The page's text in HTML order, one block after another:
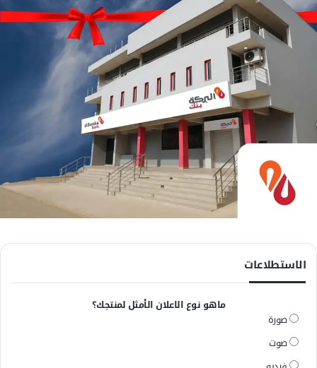
الاستطلاعات
ماهو نوع الاعلان الأمثل لمنتجك؟
صورة
صوت